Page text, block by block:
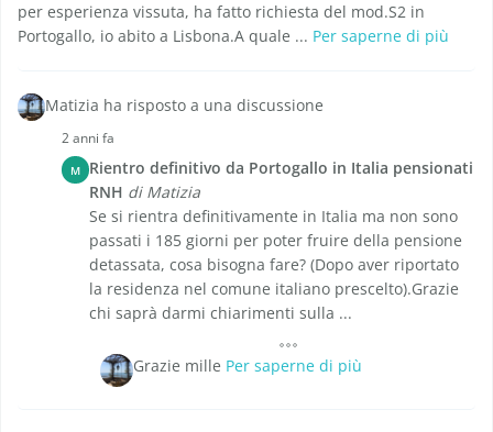
per esperienza vissuta, ha fatto richiesta del mod.S2 in
Portogallo, io abito a Lisbona.A quale ... Per saperne di più
Matizia ha risposto a una discussione
2 anni fa
M
Rientro definitivo da Portogallo in Italia pensionati
RNH di Matizia
Se si rientra definitivamente in Italia ma non sono
passati i 185 giorni per poter fruire della pensione
detassata, cosa bisogna fare? (Dopo aver riportato
la residenza nel comune italiano prescelto).Grazie
chi saprà darmi chiarimenti sulla ...
Grazie mille Per saperne di più